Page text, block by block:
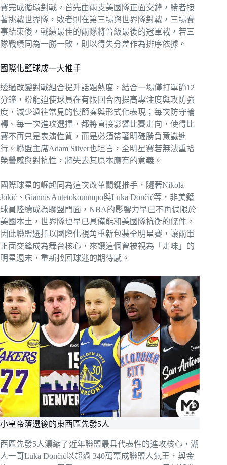
賽完成循環對戰。首先由兩支美國隊正面交鋒，勝者接
著挑戰世界隊，敗者則在第三場與世界隊對戰，三場賽
事結束後，戰績最佳的兩隊將晉級最後的冠軍戰，若三
隊戰績同為一勝一敗，則以得失分差作為排序依據。
國際化籃球成一大推手
透過改變對戰組合提升話題熱度，結合一場僅打單節12
分鐘，盼能迫使球員在有限回合內提高專注度與攻防強
度，減少過往常見的慢節奏與形式化表現；每次防守輪
轉、每一次進攻選擇，都將直接影響比賽走向，使得比
賽不再只是表演性質，而是必須帶著明確勝負意識進
行。聯盟主席Adam Silver也坦言，全明星賽若無法重拾
榮譽感與對抗性，將失去其原本應有的意義。
國際球星的崛起同為這次改革關鍵推手，隨著Nikola
Jokić、Giannis Antetokounmpo與Luka Dončić等，非美籍
球員陸續成為聯盟門面，NBA的影響力早已不再侷限於
美國本土，世界隊也早已具備能和美國隊抗衡的條件。
因此聯盟選擇以國際化視角重新包裝全明星賽，讓兩軍
正面交鋒成為舞台核心，來讓這個曾被視為「走味」的
明星週末，重新找回球迷的期待感。
小皇帝落選後的東西區先發5人
西區先發5人濃縮了近年聯盟最具代表性的進攻核心，湖
人一哥Luka Dončić以超過 340萬票成聯盟人氣王，與金